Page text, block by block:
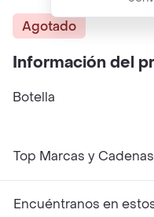
Agotado
Información del
Botella
Top Marcas y
Encuéntranos en